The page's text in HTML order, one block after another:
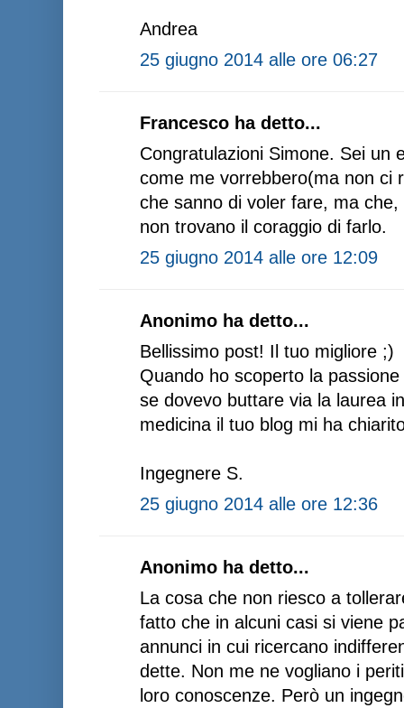
Andrea
25 giugno 2014 alle ore 06:27
Francesco ha detto...
Congratulazioni Simone. Sei un
come me vorrebbero(ma non ci
che sanno di voler fare, ma
non trovano il coraggio di farlo.
25 giugno 2014 alle ore 12:09
Anonimo ha detto...
Bellissimo post! Il tuo migliore ;)
Quando ho scoperto la
se dovevo buttare via la laurea
medicina il tuo blog mi ha
Ingegnere S.
25 giugno 2014 alle ore 12:36
Anonimo ha detto...
La cosa che non riesco a
fatto che in alcuni casi si viene
annunci in cui ricercano
dette. Non me ne vogliano i
loro conoscenze. Però un